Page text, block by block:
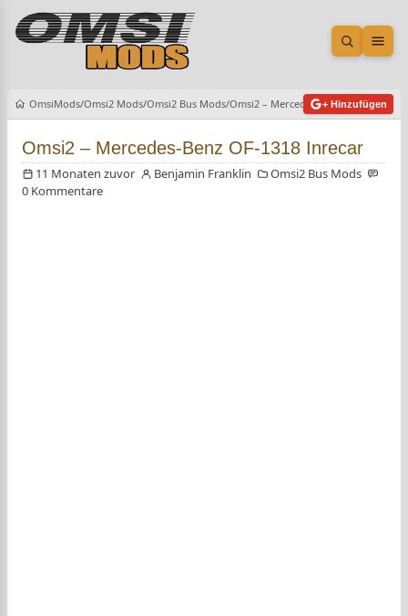
Suche
OmsiMods Omsi2 Mods Omsi2 Bus Mods Omsi2 – Mercedes-Benz OF-1318
+ Hinzufügen
Omsi2 – Mercedes-Benz OF-1318 Inrecar
11 Monaten zuvor Benjamin Franklin
Omsi2 Bus Mods
0 Kommentare